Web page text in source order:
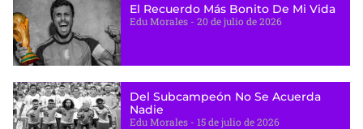
El Recuerdo Más Bonito De Mi Vida
Edu Morales 20 de julio de 2026
Del Subcampeón No Se Acuerda
Nadie
Edu Morales 15 de julio de 2026